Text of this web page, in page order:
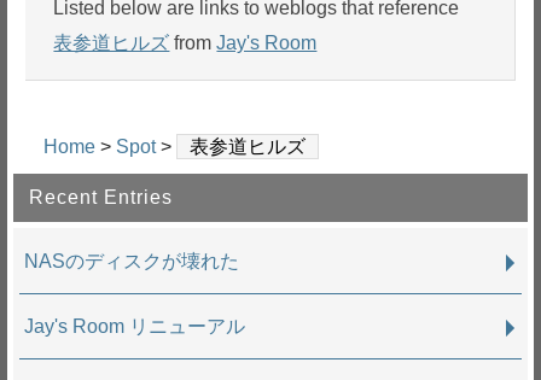
Listed below are links to weblogs that reference
表参道ヒルズ fromJay's Room
Home > Spot> 表参道ヒルズ
Recent Entries
NASのディスクが壊れた
Jay's Room リニューアル